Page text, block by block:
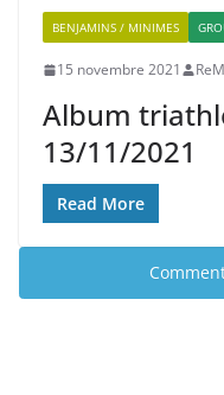
BENJAMINS / MINIMES
15 novembre 2021
Album
13/11/2021
Read More